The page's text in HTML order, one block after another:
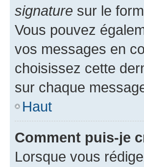
signature sur le
Vous pouvez
vos messages en
choisissez cette
sur chaque
Haut
Comment puis-je
Lorsque vous